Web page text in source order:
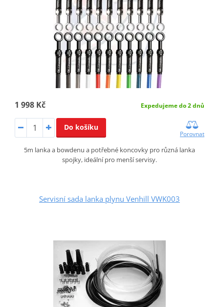
1 998 Kč Expedujeme do 2 dnů
Do košíku
Porovnat
5m lanka a bowdenu a potřebné koncovky pro různá lanka
spojky, ideální pro menší servisy.
Servisní sada lanka plynu Venhill VWK003